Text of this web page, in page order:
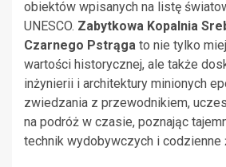
obiektów wpisanych na listę
UNESCO. Zabytkowa Kopalnia
Czarnego Pstrąga to nie tylko
wartości historycznej, ale także
inżynierii i architektury minionych
zwiedzania z przewodnikiem,
na podróż w czasie, poznając
technik wydobywczych i codzienne